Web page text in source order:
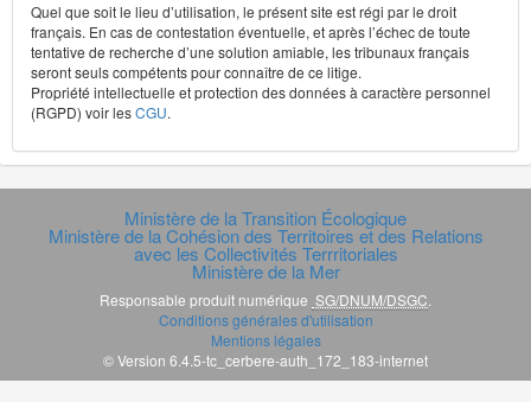
Quel que soit le lieu d’utilisation, le présent site est régi par le droit
français. En cas de contestation éventuelle, et après l’échec de toute
tentative de recherche d’une solution amiable, les tribunaux français
seront seuls compétents pour connaître de ce litige.
Propriété intellectuelle et protection des données à caractère personnel
(RGPD) voir lesCGU.
Ministère de la Transition Écologique
Ministère de la Cohésion des Territoires et des Relations
avec les Collectivités Terrritoriales
Ministère de la Mer
Responsable produit numérique SG/DNUM/DSGC
Conditions générales d'utilisation
Mentions légales
© Version 6.4.5-tc_cerbere-auth_172_183-internet